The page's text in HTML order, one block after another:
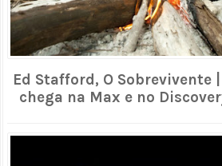
Ed Stafford, O Sobrevivente
chega na Max e no